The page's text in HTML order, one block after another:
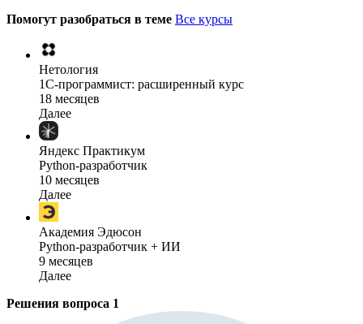
Помогут разобраться в теме Все курсы
Нетология
1C-программист: расширенный курс
18 месяцев
Далее
Яндекс Практикум
Python-разработчик
10 месяцев
Далее
Академия Эдюсон
Python-разработчик + ИИ
9 месяцев
Далее
Решения вопроса 1